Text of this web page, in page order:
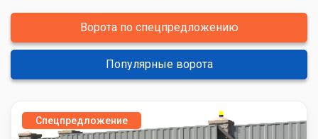
Ворота по спецпредложению
Популярные ворота
Спецпредложение